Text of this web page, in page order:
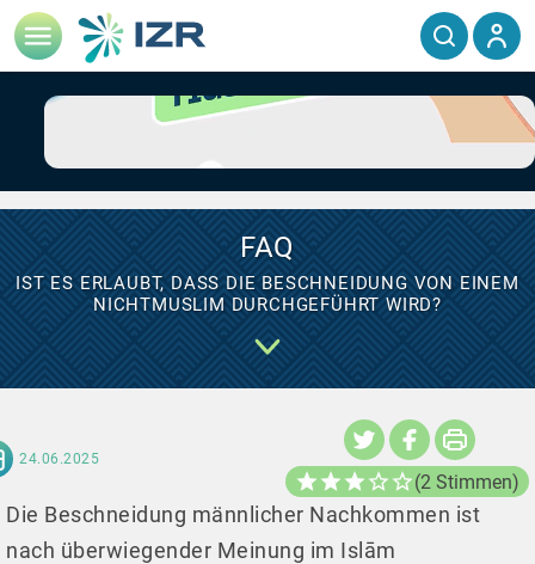
FAQ
IST ES ERLAUBT, DASS DIE BESCHNEIDUNG VON EINEM
NICHTMUSLIM DURCHGEFÜHRT WIRD?
24.06.2025
(2 Stimmen)
Die Beschneidung männlicher Nachkommen ist
nach überwiegender Meinung im Islām